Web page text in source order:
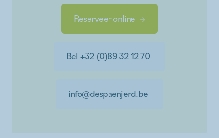
Reserveer online
Bel +32 (0)89 32 12 70
info@despaenjerd.be